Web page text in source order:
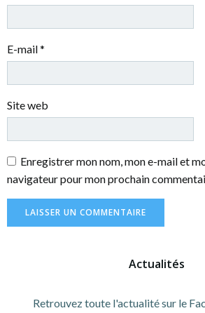
E-mail*
Site web
Enregistrer mon nom, mon e-mail et
navigateur pour mon prochain
Actualités
Retrouvez toute l'actualité sur le